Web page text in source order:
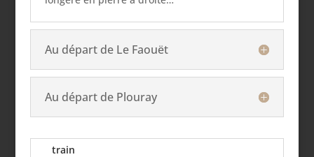
Au départ de Le Faouët
Au départ de Plouray
train